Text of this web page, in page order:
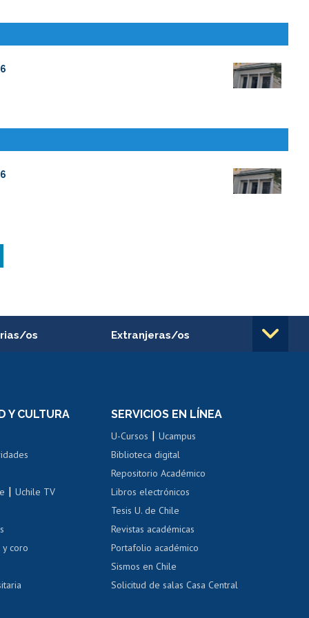
os
interna
renta
Extranjeras/os
Cursos de español
sexual y violencia Denuncias administrativas
Y CULTURA
|Uchile TV
coro
SERVICIOS EN LÍNEA
U-Cursos |Ucampus
Biblioteca digital
Repositorio Académico
Libros electrónicos
Tesis U. de Chile
Revistas académicas
Portafolio académico
Sismos en Chile
Solicitud de salas Casa Central